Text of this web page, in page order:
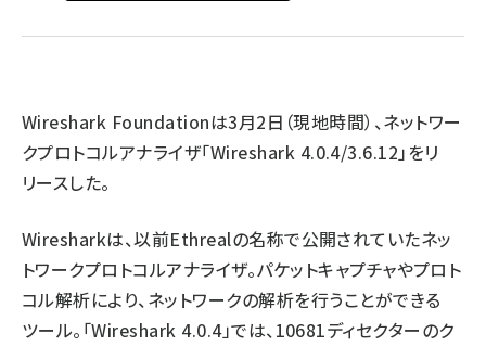
Wireshark Foundationは3月2日（現地時間）、ネットワー
クプロトコルアナライザ「Wireshark 4.0.4/3.6.12」をリ
リースした。
Wiresharkは、以前Ethrealの名称で公開されていたネッ
トワークプロトコルアナライザ。パケットキャプチャやプロト
コル解析により、ネットワークの解析を行うことができる
ツール。「Wireshark 4.0.4」では、10681ディセクターのク